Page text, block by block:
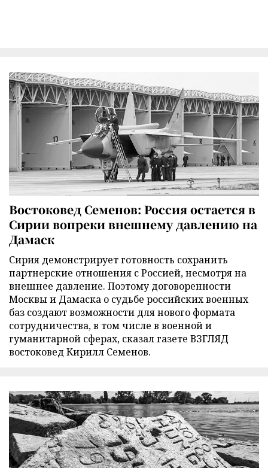
Востоковед Семенов: Россия остается в
Сирии вопреки внешнему давлению на
Дамаск
Сирия демонстрирует готовность сохранить
партнерские отношения с Россией, несмотря на
внешнее давление. Поэтому договоренности
Москвы и Дамаска о судьбе российских военных
баз создают возможности для нового формата
сотрудничества, в том числе в военной и
гуманитарной сферах, сказал газете ВЗГЛЯД
востоковед Кирилл Семенов.